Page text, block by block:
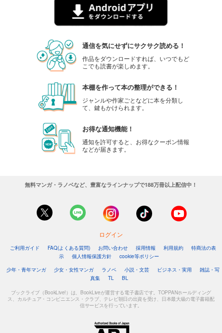
通信を気にせずにサクサク読める！
作品をダウンロードすれば、いつでもど
こでも読書が楽しめます。
本棚を作って本の整理ができる！
ジャンルや作家ごとなどに本を分類し
て、鍵もかけられます。
お得な通知機能！
通知を許可すると、お得なクーポン情報
などが届きます。
無料マンガ・ラノベなど、豊富なラインナップで188万冊以上配信中！
ログイン
ご利用ガイド FAQ(よくある質問) お問い合わせ 採用情報 利用規約
特商法の表
示
個人情報保護方針
cookie等ポリシー
少年・青年マンガ
少女・女性マンガ ラノベ 小説・文芸 ビジネス・実用
雑誌・写
真集
TL BL
ブックライブ（BookLive!）は、BookLiveが運営する電子書店です。TOPPANホールディング
ス、カルチュア・コンビニエンス・クラブ、テレビ朝日の出資を受け、日本最大級の電子書籍配
信サービスを行っています。